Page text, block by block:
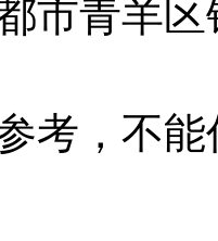
市青羊
考，不